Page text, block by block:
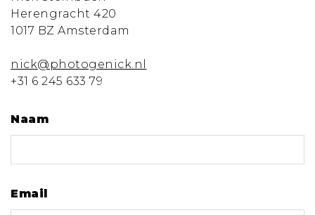
Herengracht 420
1017 BZ Amsterdam
nick@photogenick.nl
+31 6 245 633 79
Naam
Email